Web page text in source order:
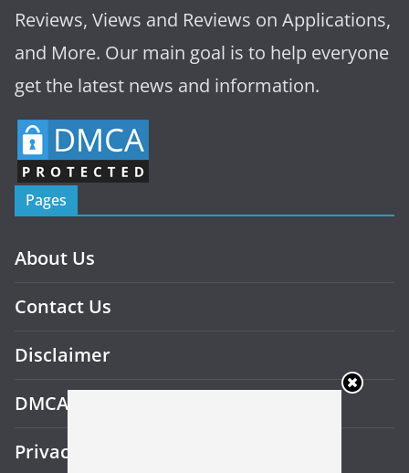
Reviews, Views and Reviews on Applications,
and More. Our main goal is to help everyone
get the latest news and information.
Pages
About Us
Contact Us
Disclaimer
DMCA
Privacy Policy